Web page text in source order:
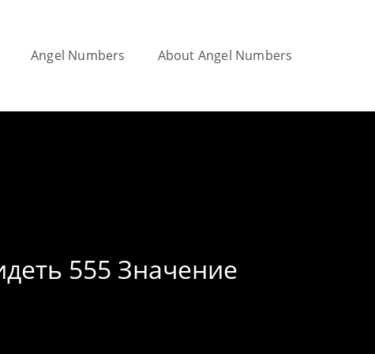
Angel Numbers About Angel Numbers
555 Значение